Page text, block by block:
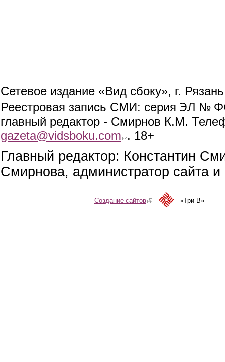
Сетевое издание «Вид сбоку», г.
Реестровая запись СМИ: серия ЭЛ №
главный редактор - Смирнов К.М.
gazeta@vidsboku.com (link sends e-mail)
. 18+
Главный редактор: Константин
Смирнова, администратор сайта
Создание сайтов(link is external)«Три-В»